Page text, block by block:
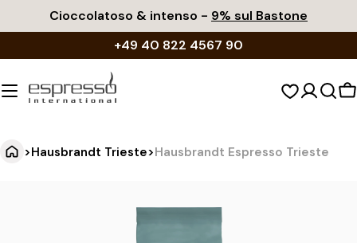
al
Cioccolatoso & intenso - 9% sul Bastone
+49 40 822 4567 90
>Hausbrandt Trieste>Hausbrandt Espresso Trieste